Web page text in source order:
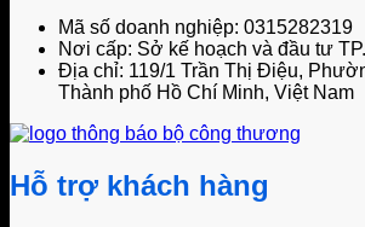
Mã số doanh nghiệp: 0315282319
Nơi cấp: Sở kế hoạch và đầu tư
Địa chỉ: 119/1 Trần Thị Điệu,
Thành phố Hồ Chí Minh, Việt Nam
Hỗ trợ khách hàng